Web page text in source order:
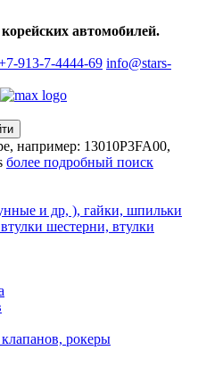
автомобилей.
913-7-4444-69 info@stars-
например: 13010P3FA00,
более подробный поиск
и др, ), гайки, шпильки
шестерни, втулки
рокеры